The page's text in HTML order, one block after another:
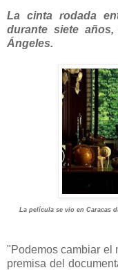
La cinta rodada
durante siete
Ángeles.
La película se vio en Caracas
"Podemos cambiar el
premisa del